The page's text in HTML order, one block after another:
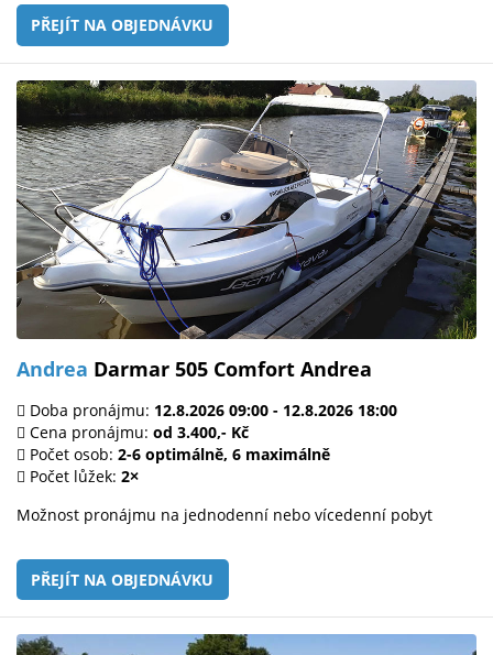
PŘEJÍT NA OBJEDNÁVKU
Andrea Darmar 505 Comfort Andrea
Doba pronájmu: 12.8.2026 09:00 - 12.8.2026 18:00
Cena pronájmu: od 3.400,- Kč
Počet osob: 2-6 optimálně, 6 maximálně
Počet lůžek: 2×
Možnost pronájmu na jednodenní nebo vícedenní pobyt
PŘEJÍT NA OBJEDNÁVKU